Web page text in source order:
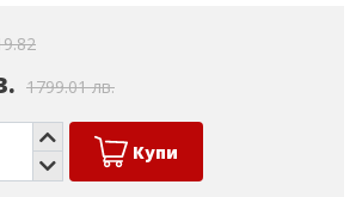
1799.01 лв.
Купи